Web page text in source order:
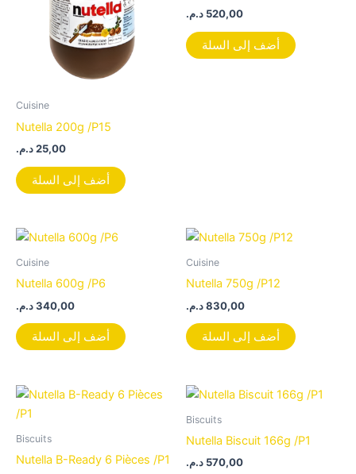
Cuisine
Nutella 200g /P15
25,00د.م.
أضف إلى السلة
520,00 د.م.
أضف إلى السلة
Cuisine
Nutella 600g /P6
340,00د.م.
أضف إلى السلة
Cuisine
Nutella 750g /P12
830,00د.م.
أضف إلى السلة
Biscuits
Nutella B-Ready 6 Pièces /P1
Biscuits
Nutella Biscuit 166g /P1
570,00 د.م.